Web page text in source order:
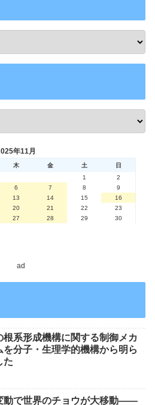
年11月
木 金 土
日
1
2
6 7 8
9
13 14 15
16
20 21 22
23
27 28 29 30
ad
根系形成機構に関する制御メカ
を分子・生理学的機構から明ら
た
動で世界のチョウが大移動――